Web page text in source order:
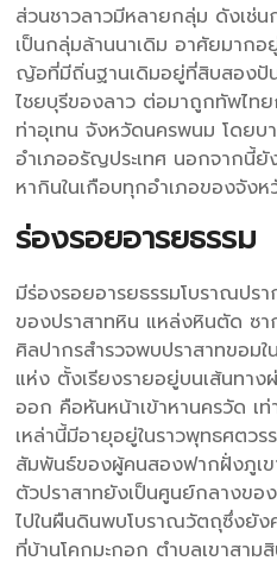
ส่วนชาวลาวมีหลายกลุ่ม ดังเช่
เป็นกลุ่มล้านนาเดิม อาศัยมากอ
ญ้อที่มีถิ่นฐานเดิมอยู่ที่สิบสองปั
ไชยบุรีของลาว ต่อมาถูกทัพไท
ท่าอุเทน จังหวัดนครพนม โดย
อำเภออรัญประเทศ นอกจากนี้
หากินในเกือบทุกอำเภอของจังห
ร่องรอยอารยธรรม
มีร่องรอยอารยธรรมโบราณปร
ของปราสาทหิน แหล่งหินตัด ซ
ศิลปากรสำรวจพบปราสาทขอม
แห่ง ตั้งเรียงรายอยู่บนเส้นทาง
ออก คือหันหน้าเข้าหานครวัด เ
เหล่านี้มีอายุอยู่ในราวพุทธศตว
สัมพันธ์ของผู้คนสองฟากฝั่งภูเข
ตัวปราสาทยังเป็นศูนย์กลางข
ไปในผืนดินพบโบราณวัตถุซึ่งยั
ที่บ้านโคกมะกอก ตำบลเขาสาม